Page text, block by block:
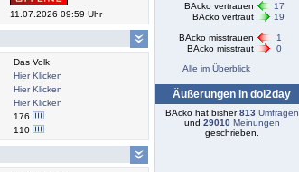
11.07.2026 09:59 Uhr
Das Volk
Hier Klicken
Hier Klicken
Hier Klicken
176
110
BAcko vertrauen
17
BAcko vertraut
19
BAcko misstrauen
1
BAcko misstraut
0
Alle im Überblick
Äußerungen in dol2day
BAcko hat bisher813 Umfragen
und 29010Meinungen
geschrieben.